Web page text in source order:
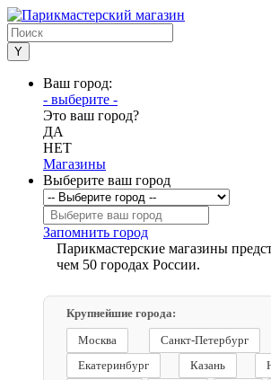
Ваш город:
- выберите -
Это ваш город?
ДА
НЕТ
Магазины
Выберите ваш город
Запомнить город
Парикмастерские магазины
чем 50 городах России.
Крупнейшие города:
Москва
Санкт-Петербург
Екатеринбург
Казань